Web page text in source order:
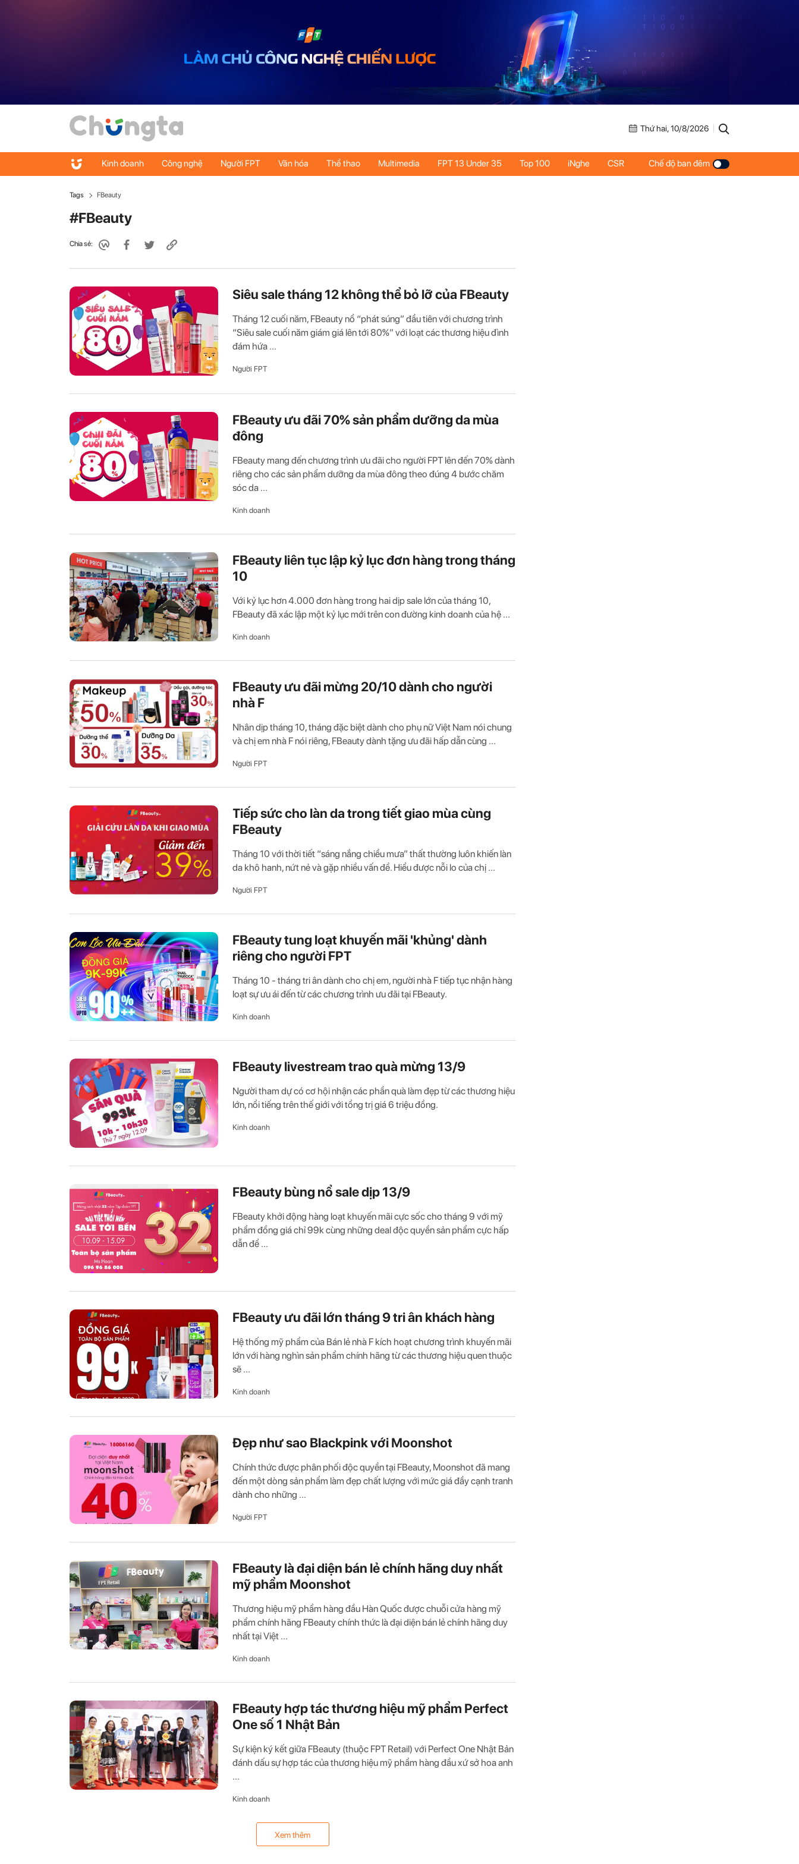
Thứ hai, 10/8/2026
Kinh doanh Công nghệ Người FPT Văn hóa Thể thao Multimedia FPT 13 Under 35 Top 100 iNghe CSR Chế độ ban đêm
Tags FBeauty
#FBeauty
Chia sẻ:
Siêu sale tháng 12 không thể bỏ lỡ của FBeauty
Tháng 12 cuối năm, FBeauty nổ “phát súng” đầu tiên với chương trình
“Siêu sale cuối năm giám giá lên tới 80%” với loạt các thương hiệu đình
đám hứa ...
Người FPT
FBeauty ưu đãi 70% sản phẩm dưỡng da mùa
đông
FBeauty mang đến chương trình ưu đãi cho người FPT lên đến 70% dành
riêng cho các sản phẩm dưỡng da mùa đông theo đúng 4 bước chăm
sóc da ...
Kinh doanh
FBeauty liên tục lập kỷ lục đơn hàng trong tháng
10
Với kỷ lục hơn 4.000 đơn hàng trong hai dịp sale lớn của tháng 10,
FBeauty đã xác lập một kỷ lục mới trên con đường kinh doanh của hệ ...
Kinh doanh
FBeauty ưu đãi mừng 20/10 dành cho người
nhà F
Nhân dịp tháng 10, tháng đặc biệt dành cho phụ nữ Việt Nam nói chung
và chị em nhà F nói riêng, FBeauty dành tặng ưu đãi hấp dẫn cùng ...
Người FPT
Tiếp sức cho làn da trong tiết giao mùa cùng
FBeauty
Tháng 10 với thời tiết “sáng nắng chiều mưa” thất thường luôn khiến làn
da khô hanh, nứt nẻ và gặp nhiều vấn đề. Hiểu được nỗi lo của chị ...
Người FPT
FBeauty tung loạt khuyến mãi 'khủng' dành
riêng cho người FPT
Tháng 10 - tháng tri ân dành cho chị em, người nhà F tiếp tục nhận hàng
loạt sự ưu ái đến từ các chương trình ưu đãi tại FBeauty.
Kinh doanh
FBeauty livestream trao quà mừng 13/9
Người tham dự có cơ hội nhận các phần quà làm đẹp từ các thương hiệu
lớn, nổi tiếng trên thế giới với tổng trị giá 6 triệu đồng.
Kinh doanh
FBeauty bùng nổ sale dịp 13/9
FBeauty khởi động hàng loạt khuyến mãi cực sốc cho tháng 9 với mỹ
phẩm đồng giá chỉ 99k cùng những deal độc quyền sản phẩm cực hấp
dẫn để ...
FBeauty ưu đãi lớn tháng 9 tri ân khách hàng
Hệ thống mỹ phẩm của Bán lẻ nhà F kích hoạt chương trình khuyến mãi
lớn với hàng nghìn sản phẩm chính hãng từ các thương hiệu quen thuộc
sẽ ...
Kinh doanh
Đẹp như sao Blackpink với Moonshot
Chính thức được phân phối độc quyền tại FBeauty, Moonshot đã mang
đến một dòng sản phẩm làm đẹp chất lượng với mức giá đầy cạnh tranh
dành cho những ...
Người FPT
FBeauty là đại diện bán lẻ chính hãng duy nhất
mỹ phẩm Moonshot
Thương hiệu mỹ phẩm hàng đầu Hàn Quốc được chuỗi cửa hàng mỹ
phẩm chính hãng FBeauty chính thức là đại diện bán lẻ chính hãng duy
nhất tại Việt ...
Kinh doanh
FBeauty hợp tác thương hiệu mỹ phẩm Perfect
One số 1 Nhật Bản
Sự kiện ký kết giữa FBeauty (thuộc FPT Retail) với Perfect One Nhật Bản
đánh dấu sự hợp tác của thương hiệu mỹ phẩm hàng đầu xứ sở hoa anh
...
Kinh doanh
Xem thêm